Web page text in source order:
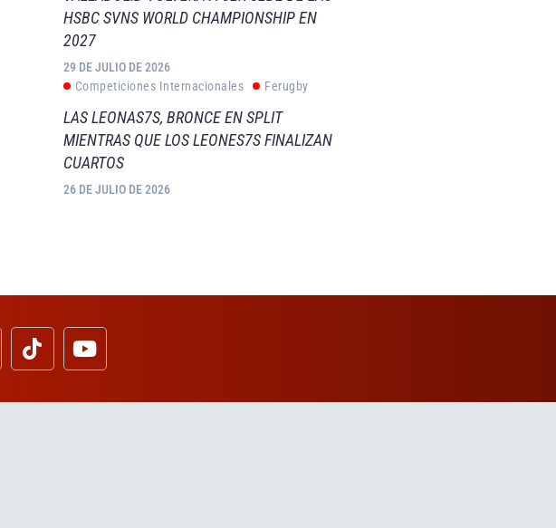
HSBC SVNS WORLD CHAMPIONSHIP EN
2027
29 DE JULIO DE 2026
Competiciones Internacionales
Ferugby
LAS LEONAS7S, BRONCE EN SPLIT
MIENTRAS QUE LOS LEONES7S FINALIZAN
CUARTOS
26 DE JULIO DE 2026